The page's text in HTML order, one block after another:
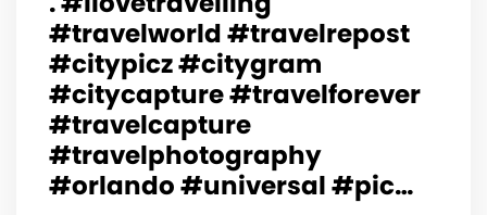
#travelworld #travelrepost
#citypicz #citygram
#citycapture #travelforever
#travelcapture
#travelphotography
#orlando #universal #pic…